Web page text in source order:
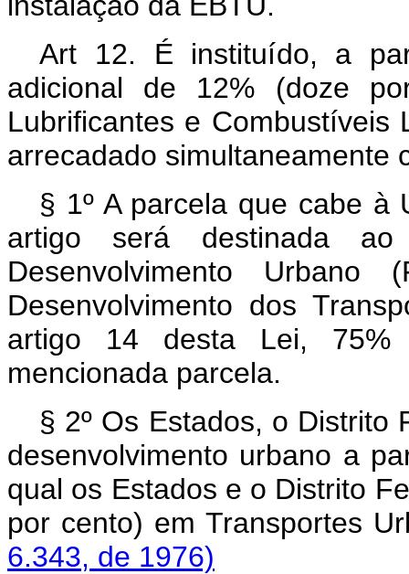
Art 12. É instituído, a
adicional de 12% (doze
Lubrificantes e
arrecadado simultaneamente
§ 1º A parcela que cabe à
artigo será destinada
Desenvolvimento
Desenvolvimento dos
artigo 14 desta Lei,
mencionada
§ 2º Os Estados, o Distrito
desenvolvimento urbano a
qual os Estados e o Distrito
por cento) em
6.343, de 1976)